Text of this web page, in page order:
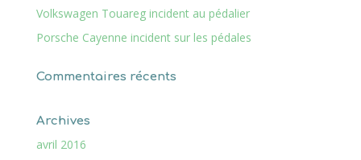
Volkswagen Touareg incident au pédalier
Porsche Cayenne incident sur les pédales
Commentaires récents
Archives
avril 2016